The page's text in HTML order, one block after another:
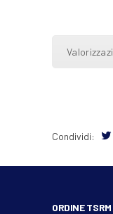
Condividi:
ORDINE